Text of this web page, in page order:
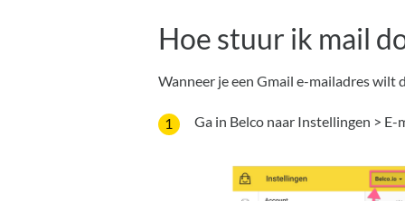
Hoe stuur ik mail
Wanneer je een Gmail e-mailadres wilt
Ga in Belco naar Instellingen > E-